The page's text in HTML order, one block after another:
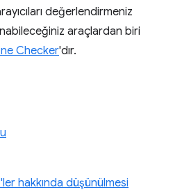
değerlendirmeniz
araçlardan biri
Checker'dır.
hakkında düşünülmesi